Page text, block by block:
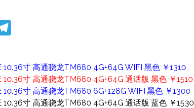
Telegram
10.36寸 高通骁龙TM680 4G+64G WIFI 黑色 ￥1310
10.36寸 高通骁龙TM680 4G+64G 通话版 黑色 ￥1510
10.36寸 高通骁龙TM680 6G+128G WIFI 黑色 ￥1300
10.36寸 高通骁龙TM680 4G+64G 通话版 蓝色 ￥1530